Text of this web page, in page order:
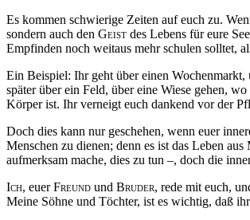
Es kommen schwierige Zeiten auf euch zu.
sondern auch den Geist des Lebens für eure
Empfinden noch weitaus mehr schulen solltet,
Ein Beispiel: Ihr geht über einen
später über ein Feld, über eine Wiese gehen,
Körper ist. Ihr verneigt euch dankend vor der
Doch dies kann nur geschehen, wenn euer
Menschen zu dienen; denn es ist das Leben
aufmerksam mache, dies zu tun –, doch die
Ich, euerFreund und Bruder, rede mit euch,
Meine Söhne und Töchter, ist es wichtig, daß